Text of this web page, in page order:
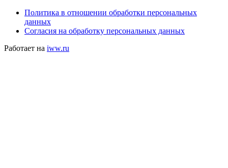
Политика в отношении обработки персональных
данных
Согласия на обработку персональных данных
Работает на iww.ru